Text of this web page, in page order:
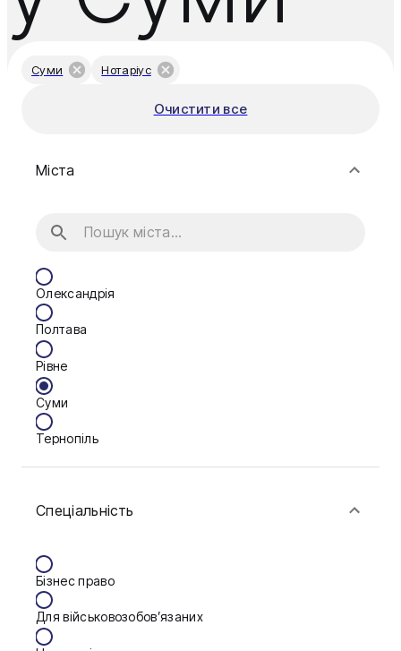
Суми Нотаріус
Очистити все
Міста
Олександрія
Полтава
Рівне
Суми
Тернопіль
Житомир
Львів
Спеціальність
Бізнес право
Для військовозобов’язаних